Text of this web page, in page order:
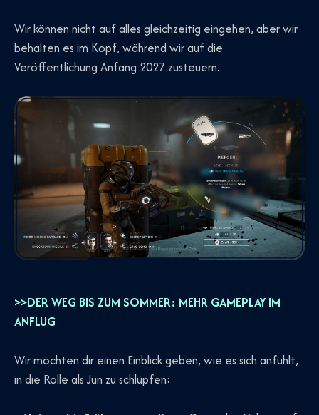
Wir können nicht auf alles gleichzeitig eingehen, aber wir
behalten es im Kopf, während wir auf die
Veröffentlichung Anfang 2027 zusteuern.
>>DER WEG BIS ZUM SOMMER: MEHR GAMEPLAY IM
ANFLUG
Wir möchten dir einen Einblick geben, wie es sich anfühlt,
in die Rolle als Jun zu schlüpfen: